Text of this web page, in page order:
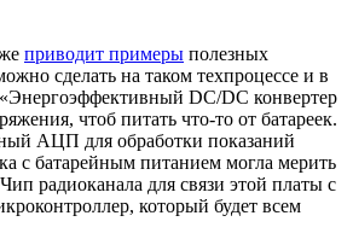
приводит примеры полезных
сделать на таком техпроцессе и в
DC/DC конвертер
чтоб питать что-то от батареек.
АЦП для обработки показаний
с батарейным питанием могла мерить
радиоканала для связи этой платы с
который будет всем